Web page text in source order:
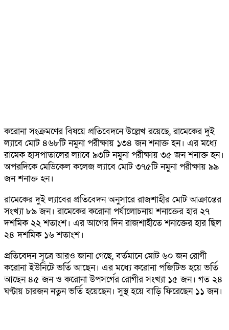
করোনা সংক্রমণের বিষয়ে প্রতিবেদনে উল্লেখ রয়েছে, রামেকের দুই
ল্যাবে মোট ৪৬৮টি নমুনা পরীক্ষায় ১৩৪ জন শনাক্ত হন। এর মধ্যে
রামেক হাসপাতালের ল্যাবে ৯৩টি নমুনা পরীক্ষায় ৩৫ জন শনাক্ত হন।
অপরদিকে মেডিকেল কলেজ ল্যাবে মোট ৩৭৫টি নমুনা পরীক্ষায় ৯৯
জন শনাক্ত হন।
রামেকের দুই ল্যাবের প্রতিবেদন অনুসারে রাজশাহীর মোট আক্রান্তের
সংখ্যা ৮৯ জন। রামেকের করোনা পর্যালোচনায় শনাক্তের হার ২৭
দশমিক ২২ শতাংশ। এর আগের দিন রাজশাহীতে শনাক্তের হার ছিল
২৪ দশমিক ১৬ শতাংশ।
প্রতিবেদন সূত্রে আরও জানা গেছে, বর্তমানে মোট ৬০ জন রোগী
করোনা ইউনিটে ভর্তি আছেন। এর মধ্যে করোনা পজিটিভ হয়ে ভর্তি
আছেন ৪৫ জন ও করোনা উপসর্গের রোগীর সংখ্যা ১৫ জন। গত ২৪
ঘণ্টায় চারজন নতুন ভর্তি হয়েছেন। সুস্থ হয়ে বাড়ি ফিরেছেন ১১ জন।